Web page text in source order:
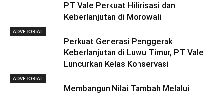
PT Vale Perkuat Hilirisasi dan
Keberlanjutan di Morowali
ADVETORIAL
Perkuat Generasi Penggerak
Keberlanjutan di Luwu Timur, PT Vale
Luncurkan Kelas Konservasi
ADVETORIAL
Membangun Nilai Tambah Melalui